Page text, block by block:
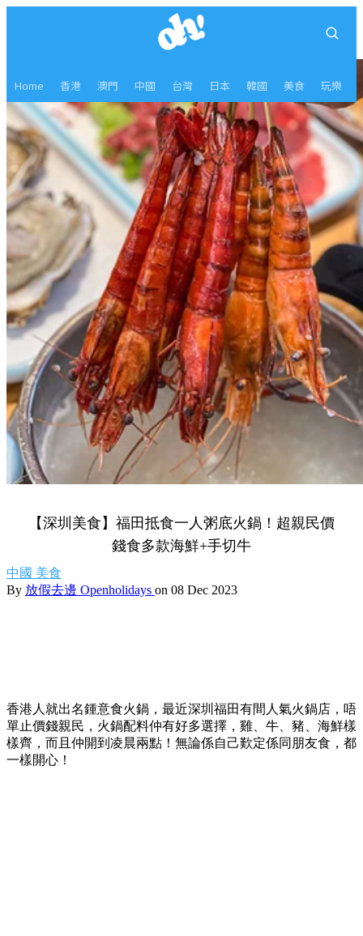
Home 香港 澳門 中國 台灣 日本 韓國 美食 玩樂
【深圳美食】福田抵食一人粥底火鍋！超親民價
錢食多款海鮮+手切牛
中國 美食
By 放假去邊 Openholidays on 08 Dec 2023
香港人就出名鍾意食火鍋，最近深圳福田有間人氣火鍋店，唔
單止價錢親民，火鍋配料仲有好多選擇，雞、牛、豬、海鮮樣
樣齊，而且仲開到凌晨兩點！無論係自己歎定係同朋友食，都
一樣開心！